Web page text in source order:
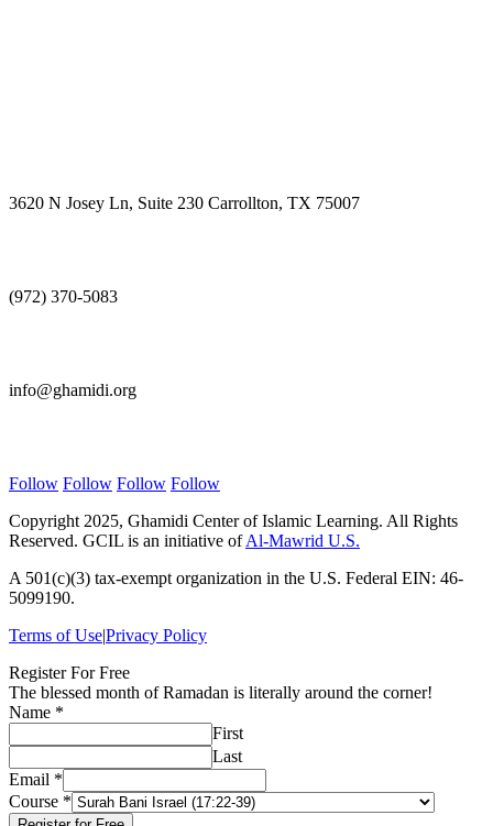
3620 N Josey Ln, Suite 230 Carrollton, TX 75007
(972) 370-5083
info@ghamidi.org
Follow Follow Follow Follow
Copyright 2025, Ghamidi Center of Islamic Learning. All Rights
Reserved. GCIL is an initiative ofAl-Mawrid U.S.
A 501(c)(3) tax-exempt organization in the U.S. Federal EIN: 46-
5099190.
Terms of Use|Privacy Policy
Register For Free
The blessed month of Ramadan is literally around the corner!
Name *
First
Last
Course
Email
Name
Email *
Course *